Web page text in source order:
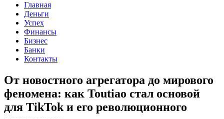
Главная
Деньги
Успех
Финансы
Бизнес
Банки
Контакты
От новостного агрегатора до мирового
феномена: как Toutiao стал основой
для TikTok и его революционного